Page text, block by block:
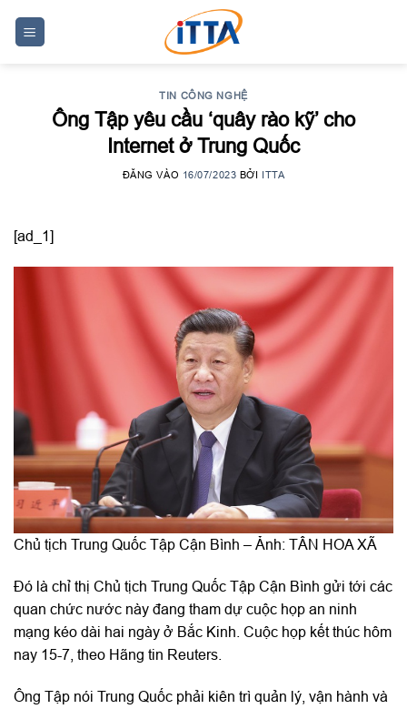
TIN CÔNG NGHỆ
Ông Tập yêu cầu ‘quây rào kỹ’ cho
Internet ở Trung Quốc
ĐĂNG VÀO 16/07/2023 BỞI ITTA
[ad_1]
Chủ tịch Trung Quốc Tập Cận Bình – Ảnh: TÂN HOA XÃ
Đó là chỉ thị Chủ tịch Trung Quốc Tập Cận Bình gửi tới các
quan chức nước này đang tham dự cuộc họp an ninh
mạng kéo dài hai ngày ở Bắc Kinh. Cuộc họp kết thúc hôm
nay 15-7, theo Hãng tin Reuters.
Ông Tập nói Trung Quốc phải kiên trì quản lý, vận hành và